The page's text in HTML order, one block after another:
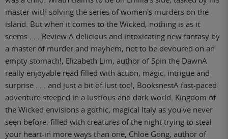
master with solving the series of women's murders on the
island. But when it comes to the Wicked, nothing is as it
seems . . . Review A delicious and intoxicating new fantasy by
a master of murder and mayhem, not to be devoured on an
empty stomach!, Elizabeth Lim, author of Spin the DawnA
really enjoyable read filled with action, magic, intrigue and
surprise . . . and just a bit of lust too!, BooksnestA fast-paced
adventure steeped in a luscious and dark world. Kingdom of
the Wicked envisions a gothic, magical Italy as you've never
seen before, filled with creatures of the night trying to steal
your heart-in more ways than one, Chloe Gong, author of